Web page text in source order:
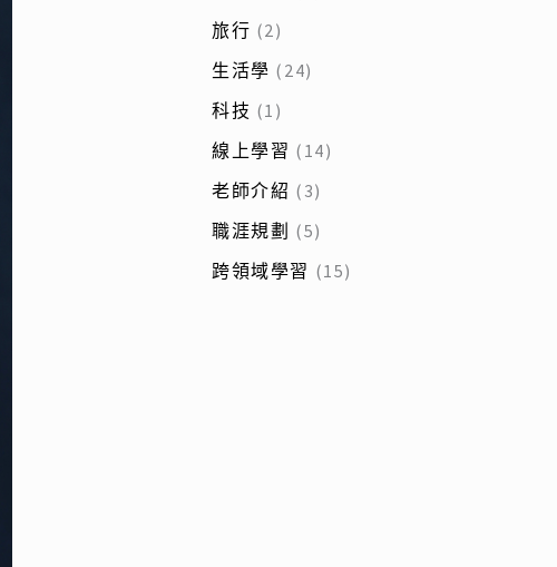
旅行 (2)
生活學 (24)
科技 (1)
線上學習 (14)
老師介紹 (3)
職涯規劃 (5)
跨領域學習 (15)